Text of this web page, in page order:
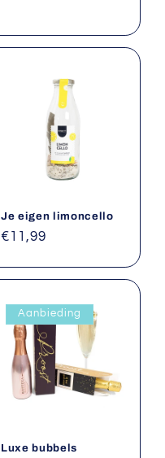
Je eigen limoncello
Normale
€11,99
Aanbieding
Luxe bubbels